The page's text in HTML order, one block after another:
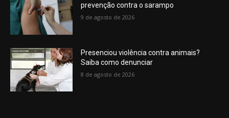
prevenção contra o sarampo
9 de agosto de 2026
Presenciou violência contra animais?
Saiba como denunciar
8 de agosto de 2026